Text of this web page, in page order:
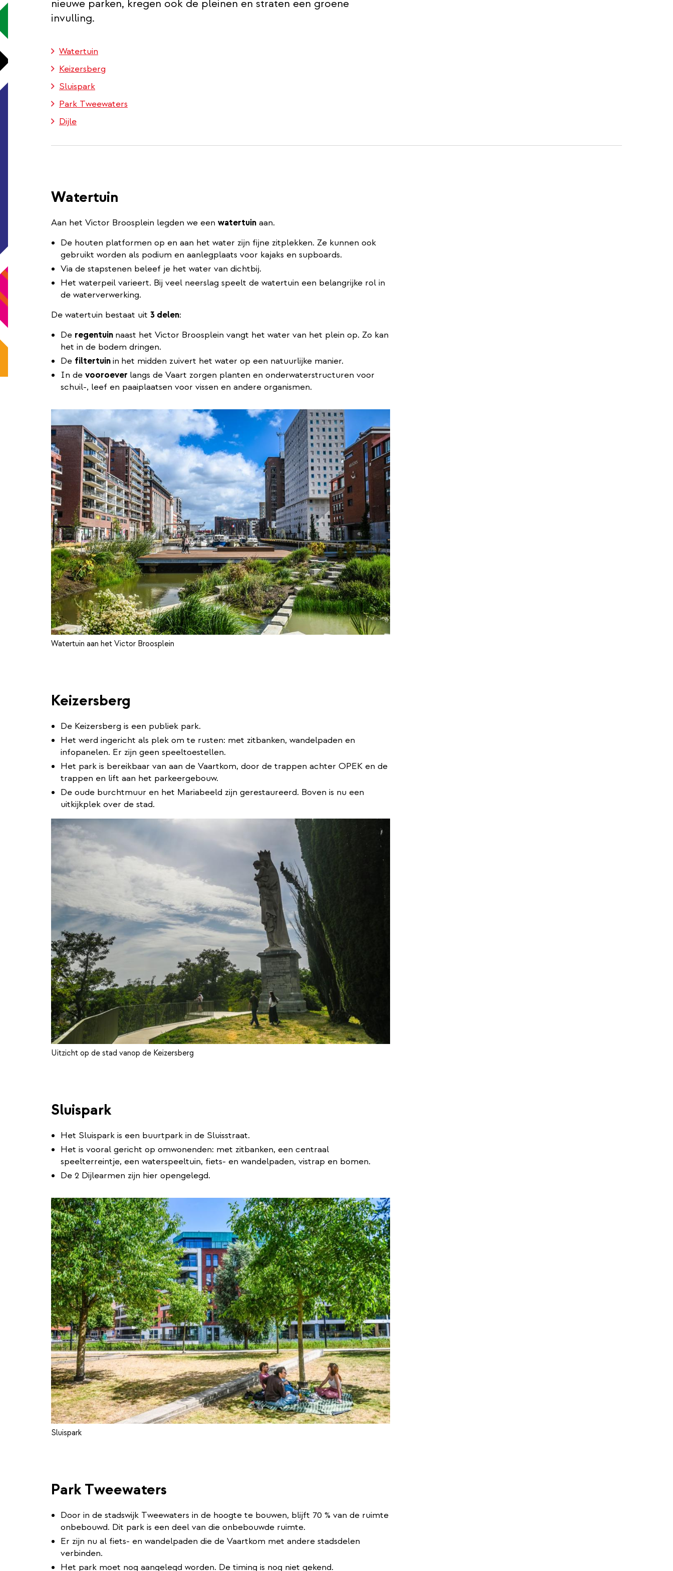
nieuwe parken, kregen ook de pleinen en straten een groene
invulling.
Watertuin
Keizersberg
Sluispark
Park Tweewaters
Dijle
Watertuin
Aan het Victor Broosplein legden we een watertuin aan.
De houten platformen op en aan het water zijn fijne zitplekken. Ze kunnen ook
gebruikt worden als podium en aanlegplaats voor kajaks en supboards.
Via de stapstenen beleef je het water van dichtbij.
Het waterpeil varieert. Bij veel neerslag speelt de watertuin een belangrijke rol in
de waterverwerking.
De watertuin bestaat uit 3 delen:
De regentuin naast het Victor Broosplein vangt het water van het plein op. Zo kan
het in de bodem dringen.
De filtertuinin het midden zuivert het water op een natuurlijke manier.
In de vooroever langs de Vaart zorgen planten en onderwaterstructuren voor
schuil-, leef en paaiplaatsen voor vissen en andere organismen.
Watertuin aan het Victor Broosplein
Uitzicht op de stad vanop de Keizersberg
Keizersberg
De Keizersberg is een publiek park.
Het werd ingericht als plek om te rusten: met zitbanken, wandelpaden en
infopanelen. Er zijn geen speeltoestellen.
Het park is bereikbaar van aan de Vaartkom, door de trappen achter OPEK en de
trappen en lift aan het parkeergebouw.
De oude burchtmuur en het Mariabeeld zijn gerestaureerd. Boven is nu een
uitkijkplek over de stad.
Sluispark
Het Sluispark is een buurtpark in de Sluisstraat.
Het is vooral gericht op omwonenden: met zitbanken, een centraal
speelterreintje, een waterspeeltuin, fiets- en wandelpaden, vistrap en bomen.
De 2 Dijlearmen zijn hier opengelegd.
Sluispark
Park Tweewaters
Door in de stadswijk Tweewaters in de hoogte te bouwen, blijft 70 % van de ruimte
onbebouwd. Dit park is een deel van die onbebouwde ruimte.
Er zijn nu al fiets- en wandelpaden die de Vaartkom met andere stadsdelen
verbinden.
Het park moet nog aangelegd worden. De timing is nog niet gekend.